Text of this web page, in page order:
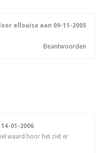
ellouisa aan 09-11-2005
Beantwoorden
14-01-2006
waard hoor het ziet er